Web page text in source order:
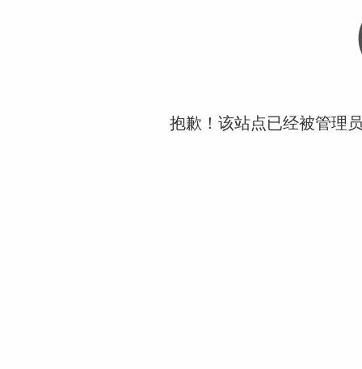
抱歉！该站点已经被管理